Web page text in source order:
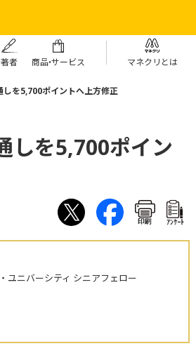
著者 商品・サービス マネクリとは
しを5,700ポイントへ上方修正
しを5,700ポイン
印刷 ｱﾝｹｰﾄ
ユニバーシティ シニアフェロー